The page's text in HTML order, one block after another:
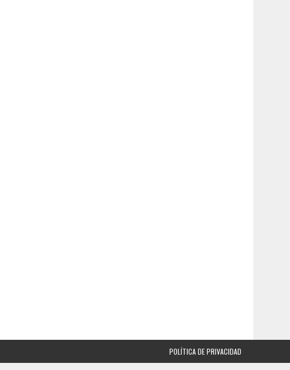
POLÍTICA DE PRIVACIDAD